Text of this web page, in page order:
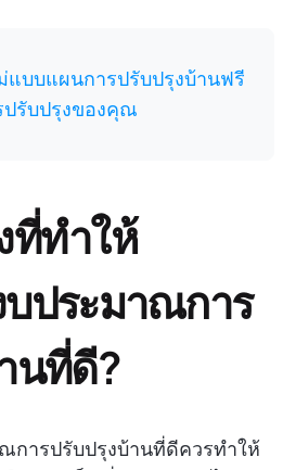
แบบแผนการปรับปรุงบ้านฟรี
ปรับปรุงของคุณ
ที่ทำให้
ประมาณการ
นที่ดี?
การปรับปรุงบ้านที่ดีควรทำให้